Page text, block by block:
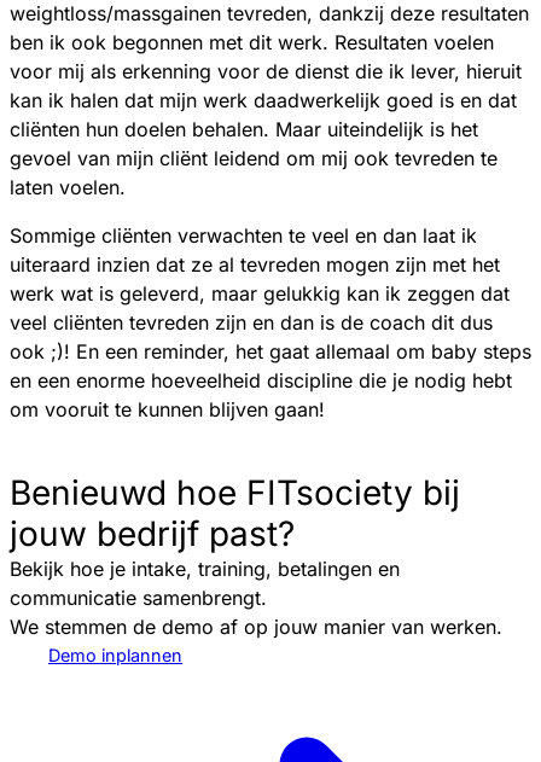
weightloss/massgainen tevreden, dankzij deze resultaten
ben ik ook begonnen met dit werk. Resultaten voelen
voor mij als erkenning voor de dienst die ik lever, hieruit
kan ik halen dat mijn werk daadwerkelijk goed is en dat
cliënten hun doelen behalen. Maar uiteindelijk is het
gevoel van mijn cliënt leidend om mij ook tevreden te
laten voelen.
Sommige cliënten verwachten te veel en dan laat ik
uiteraard inzien dat ze al tevreden mogen zijn met het
werk wat is geleverd, maar gelukkig kan ik zeggen dat
veel cliënten tevreden zijn en dan is de coach dit dus
ook ;)! En een reminder, het gaat allemaal om baby steps
en een enorme hoeveelheid discipline die je nodig hebt
om vooruit te kunnen blijven gaan!
Benieuwd hoe FITsociety bij
jouw bedrijf past?
Bekijk hoe je intake, training, betalingen en
communicatie samenbrengt.
We stemmen de demo af op jouw manier van werken.
Demo inplannen